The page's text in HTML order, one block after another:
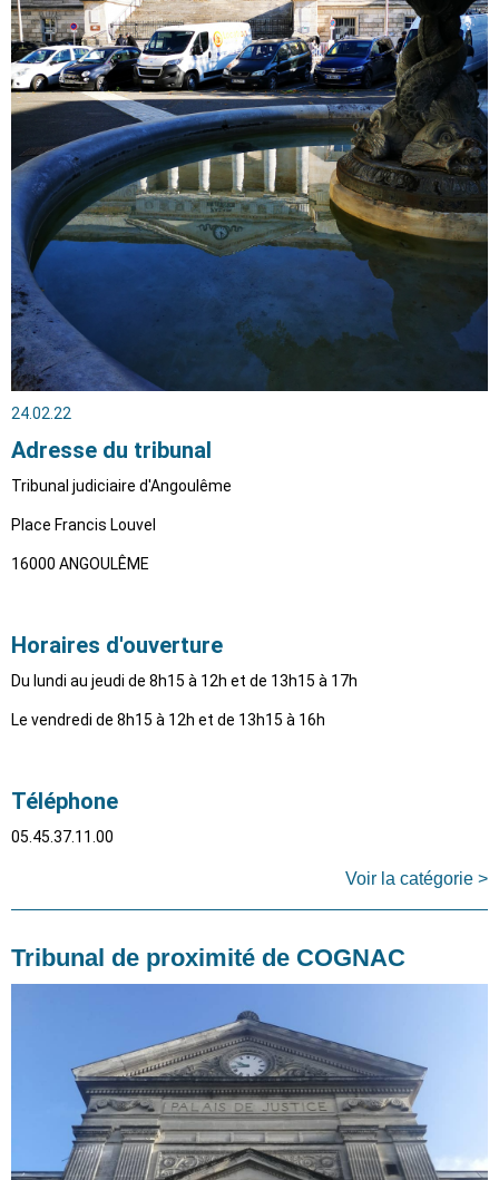
24.02.22
Adresse du tribunal
Tribunal judiciaire d'Angoulême
Place Francis Louvel
16000 ANGOULÊME
Horaires d'ouverture
Du lundi au jeudi de 8h15 à 12h et de 13h15 à 17h
Le vendredi de 8h15 à 12h et de 13h15 à 16h
Téléphone
05.45.37.11.00
Voir la catégorie >
Tribunal de proximité de COGNAC